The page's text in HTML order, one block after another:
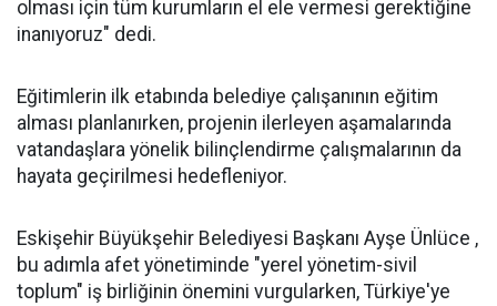
olması için tüm kurumların el ele vermesi gerektiğine
inanıyoruz" dedi.
Eğitimlerin ilk etabında belediye çalışanının eğitim
alması planlanırken, projenin ilerleyen aşamalarında
vatandaşlara yönelik bilinçlendirme çalışmalarının da
hayata geçirilmesi hedefleniyor.
Eskişehir Büyükşehir Belediyesi Başkanı Ayşe Ünlüce ,
bu adımla afet yönetiminde "yerel yönetim-sivil
toplum" iş birliğinin önemini vurgularken, Türkiye'ye